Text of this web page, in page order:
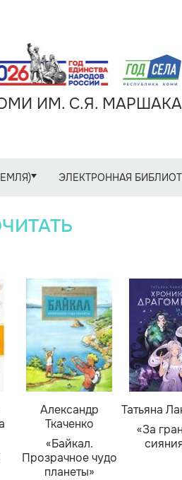
ИМ. С.Я. МАРШАКА
ЭЛЕКТРОННАЯ
Александр
Ткаченко
«Байкал.
Прозрачное чудо
планеты»
Татьяна
«За